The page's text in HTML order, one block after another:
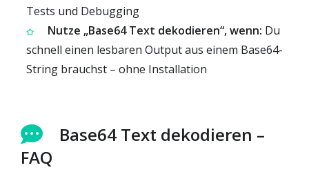
Tests und Debugging
Nutze „Base64 Text dekodieren“, wenn: Du
schnell einen lesbaren Output aus einem Base64-
String brauchst – ohne Installation
Base64 Text dekodieren –
FAQ